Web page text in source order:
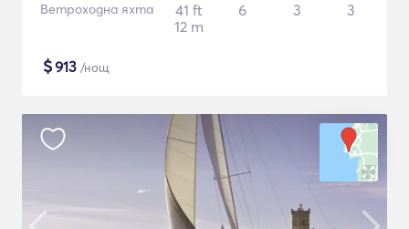
Ветроходна яхта
41 ft
12 m
6 3 3
$913 /нощ